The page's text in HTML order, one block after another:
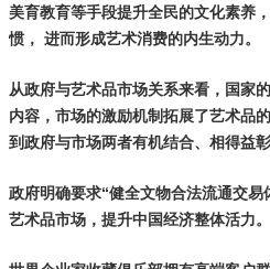
美育教育等手段提升全民的文化素养
惯， 进而形成艺术消费的内生动力。
从政府与艺术品市场关系来看，国家
内容，市场的激励机制拓展了艺术品
到政府与市场两者有机结合、相得益彰
政府明确要求“健全文物合法流通交
艺术品市场，提升中国经济整体活力。